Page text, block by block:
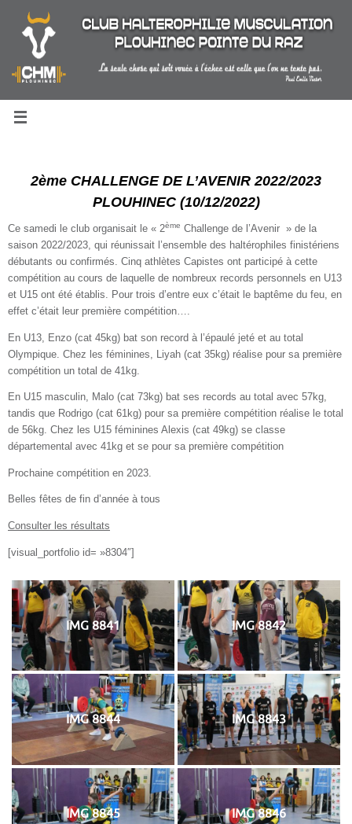
contenu
2ème CHALLENGE DE L’AVENIR 2022/2023
PLOUHINEC (10/12/2022)
Ce samedi le club organisait le « 2ème Challenge de l’Avenir » de la
saison 2022/2023, qui réunissait l’ensemble des haltérophiles finistériens
débutants ou confirmés. Cinq athlètes Capistes ont participé à cette
compétition au cours de laquelle de nombreux records personnels en U13
et U15 ont été établis. Pour trois d’entre eux c’était le baptême du feu, en
effet c’était leur première compétition….
En U13, Enzo (cat 45kg) bat son record à l’épaulé jeté et au total
Olympique. Chez les féminines, Liyah (cat 35kg) réalise pour sa première
compétition un total de 41kg.
En U15 masculin, Malo (cat 73kg) bat ses records au total avec 57kg,
tandis que Rodrigo (cat 61kg) pour sa première compétition réalise le total
de 56kg. Chez les U15 féminines Alexis (cat 49kg) se classe
départemental avec 41kg et se pour sa première compétition
Prochaine compétition en 2023.
Belles fêtes de fin d’année à tous
Consulter les résultats
[visual_portfolio id= »8304″]
IMG 8841 IMG 8842
IMG 8844 IMG 8843
IMG 8845 IMG 8846